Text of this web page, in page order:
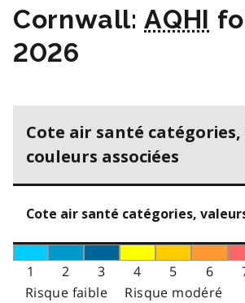
Cornwall:AQHI
2026
Cote air santé
couleurs associées
Cote air santé catégories,
1 2 3 4 5 6
Risque faible
Risque modéré